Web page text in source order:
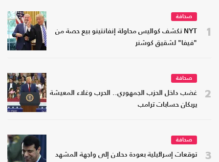
1
صحافة
NYT تكشف كواليس محاولة إنفانتينو بيع حصة من
"فيفا" لشقيق كوشنر
2
صحافة
غضب داخل الحزب الجمهوري.. الحرب وغلاء المعيشة
يربكان حسابات ترامب
3
صحافة
توقعات إسرائيلية بعودة دحلان إلى واجهة المشهد